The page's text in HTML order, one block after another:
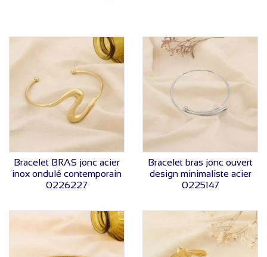
VOIR LE PRIX
Bracelet BRAS jonc acier
inox ondulé contemporain
0226227
VOIR LE PRIX
Bracelet bras jonc ouvert
design minimaliste acier
0225147